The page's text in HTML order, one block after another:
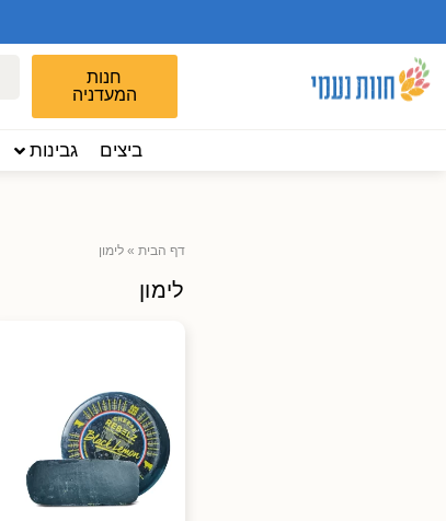
חנות
המעדניה
ביצים גבינות
דף הבית »לימון
לימון